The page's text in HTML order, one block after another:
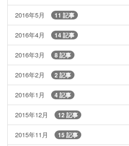
2016年5月 11 記事
2016年4月 14 記事
2016年3月 8 記事
2016年2月 2 記事
2016年1月 4 記事
2015年12月 12 記事
2015年11月 15 記事